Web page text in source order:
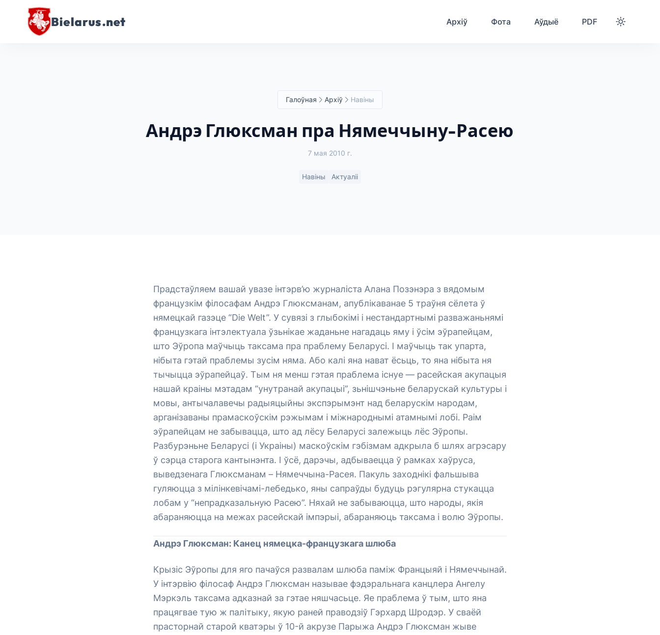
Bielarus.net Архіў Фота Аўдыё PDF
Галоўная Архіў Навіны
Андрэ Глюксман пра Нямеччыну-Расею
7 мая 2010 г.
Навіны Актуаліі
Прадстаўляем вашай увазе інтэрв’ю журналіста Алана Позэнэра з вядомым
французкім філосафам Андрэ Глюксманам, апублікаванае 5 траўня сёлета ў
нямецкай газэце “Die Welt”. У сувязі з глыбокімі і нестандартнымі разважаньнямі
французкага інтэлектуала ўзьнікае жаданьне нагадаць яму і ўсім эўрапейцам,
што Эўропа маўчыць таксама пра праблему Беларусі. І маўчыць так упарта,
нібыта гэтай праблемы зусім няма. Або калі яна нават ёсьць, то яна нібыта ня
тычыцца эўрапейцаў. Тым ня менш гэтая праблема існуе — расейская акупацыя
нашай краіны мэтадам “унутранай акупацыі”, зьнішчэньне беларускай культуры і
мовы, антычалавечы радыяцыйны экспэрымэнт над беларускім народам,
арганізаваны прамаскоўскім рэжымам і міжнароднымі атамнымі лобі. Раім
эўрапейцам не забывацца, што ад лёсу Беларусі залежыць лёс Эўропы.
Разбурэньне Беларусі (і Украіны) маскоўскім гэбізмам адкрыла б шлях агрэсару
ў сэрца старога кантынэнта. І ўсё, дарэчы, адбываецца ў рамках хаўруса,
выведзенага Глюксманам – Нямеччына-Расея. Пакуль заходнікі фальшыва
гуляюцца з мілінкевічамі-лебедько, яны сапраўды будуць рэгулярна стукацца
лобам у “непрадказальную Расею”. Няхай не забываюцца, што народы, якія
абараняюцца на межах расейскай імпэрыі, абараняюць таксама і волю Эўропы.
Андрэ Глюксман: Канец нямецка-французкага шлюба
Крызіс Эўропы для яго пачаўся развалам шлюба паміж Францыяй і Нямеччынай.
У інтэрвію філосаф Андрэ Глюксман называе фэдэральнага канцлера Ангелу
Мэркэль таксама адказнай за гэтае няшчасьце. Яе праблема ў тым, што яна
працягвае тую ж палітыку, якую раней праводзіў Гэрхард Шродэр. У сваёй
прасторнай старой кватэры ў 10-й акрузе Парыжа Андрэ Глюксман жыве